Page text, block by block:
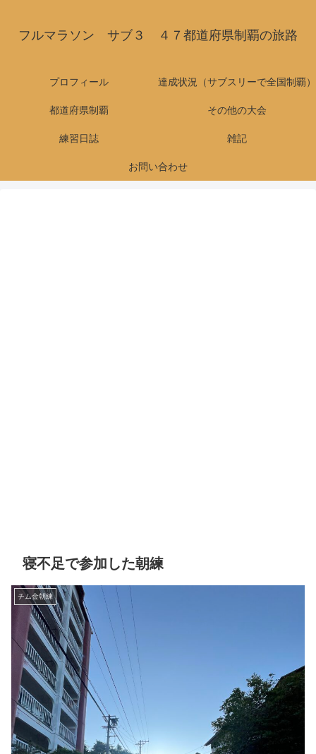
フルマラソン サブ３ ４７都道府県制覇の旅路
プロフィール 達成状況（サブスリーで全国制覇）
都道府県制覇 その他の大会
練習日誌 雑記
お問い合わせ
寝不足で参加した朝練
チム金朝練